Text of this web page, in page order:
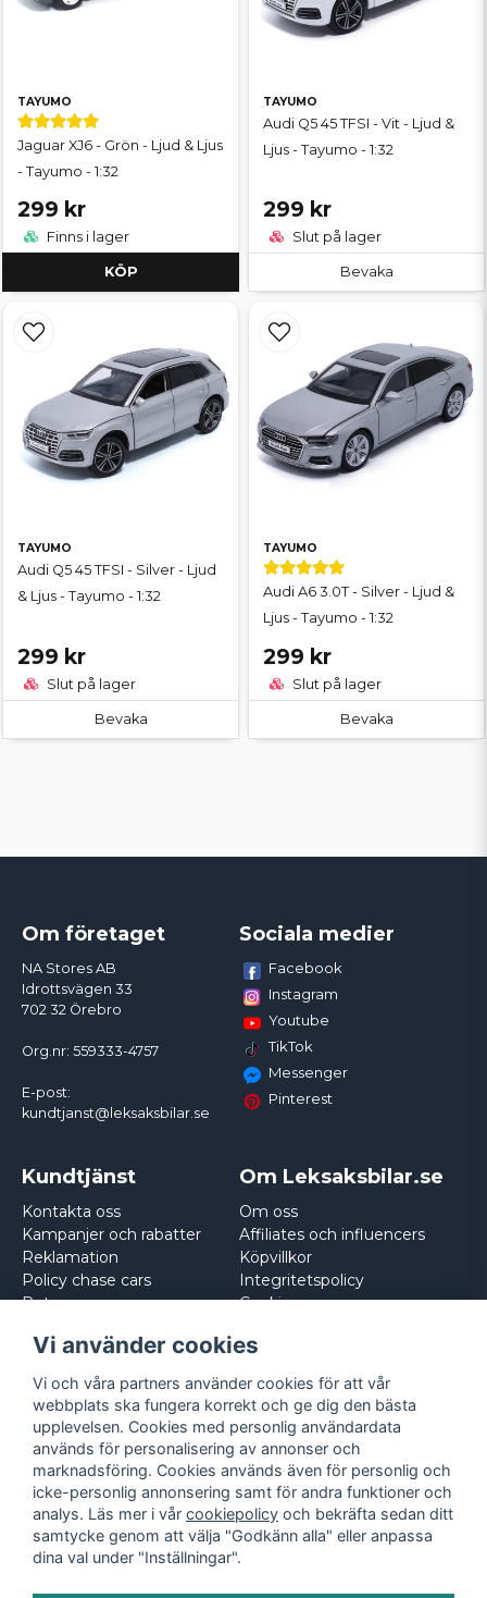
TAYUMO
Jaguar XJ6 - Grön - Ljud & Ljus
- Tayumo - 1:32
299 kr
Finns i lager
KÖP
TAYUMO
Audi Q5 45 TFSI - Vit - Ljud &
Ljus - Tayumo - 1:32
299 kr
Slut på lager
Bevaka
TAYUMO
Audi Q5 45 TFSI - Silver - Ljud
& Ljus - Tayumo - 1:32
299 kr
Slut på lager
Bevaka
TAYUMO
Audi A6 3.0T - Silver - Ljud &
Ljus - Tayumo - 1:32
299 kr
Slut på lager
Bevaka
Om företaget
NA Stores AB
Idrottsvägen 33
702 32 Örebro
Org.nr: 559333-4757
E-post:
kundtjanst@leksaksbilar.se
Sociala medier
Facebook
Instagram
Youtube
TikTok
Messenger
Pinterest
Kundtjänst
Kontakta oss
Kampanjer och rabatter
Reklamation
Policy chase cars
Returnera
Om Leksaksbilar.se
Om oss
Affiliates och influencers
Köpvillkor
Integritetspolicy
Cookies
Vi använder cookies
Vi och våra partners använder cookies för att vår
webbplats ska fungera korrekt och ge dig den bästa
upplevelsen. Cookies med personlig användardata
används för personalisering av annonser och
marknadsföring. Cookies används även för personlig och
icke-personlig annonsering samt för andra funktioner och
analys. Läs mer i vår cookiepolicy och bekräfta sedan ditt
samtycke genom att välja "Godkänn alla" eller anpassa
dina val under "Inställningar".